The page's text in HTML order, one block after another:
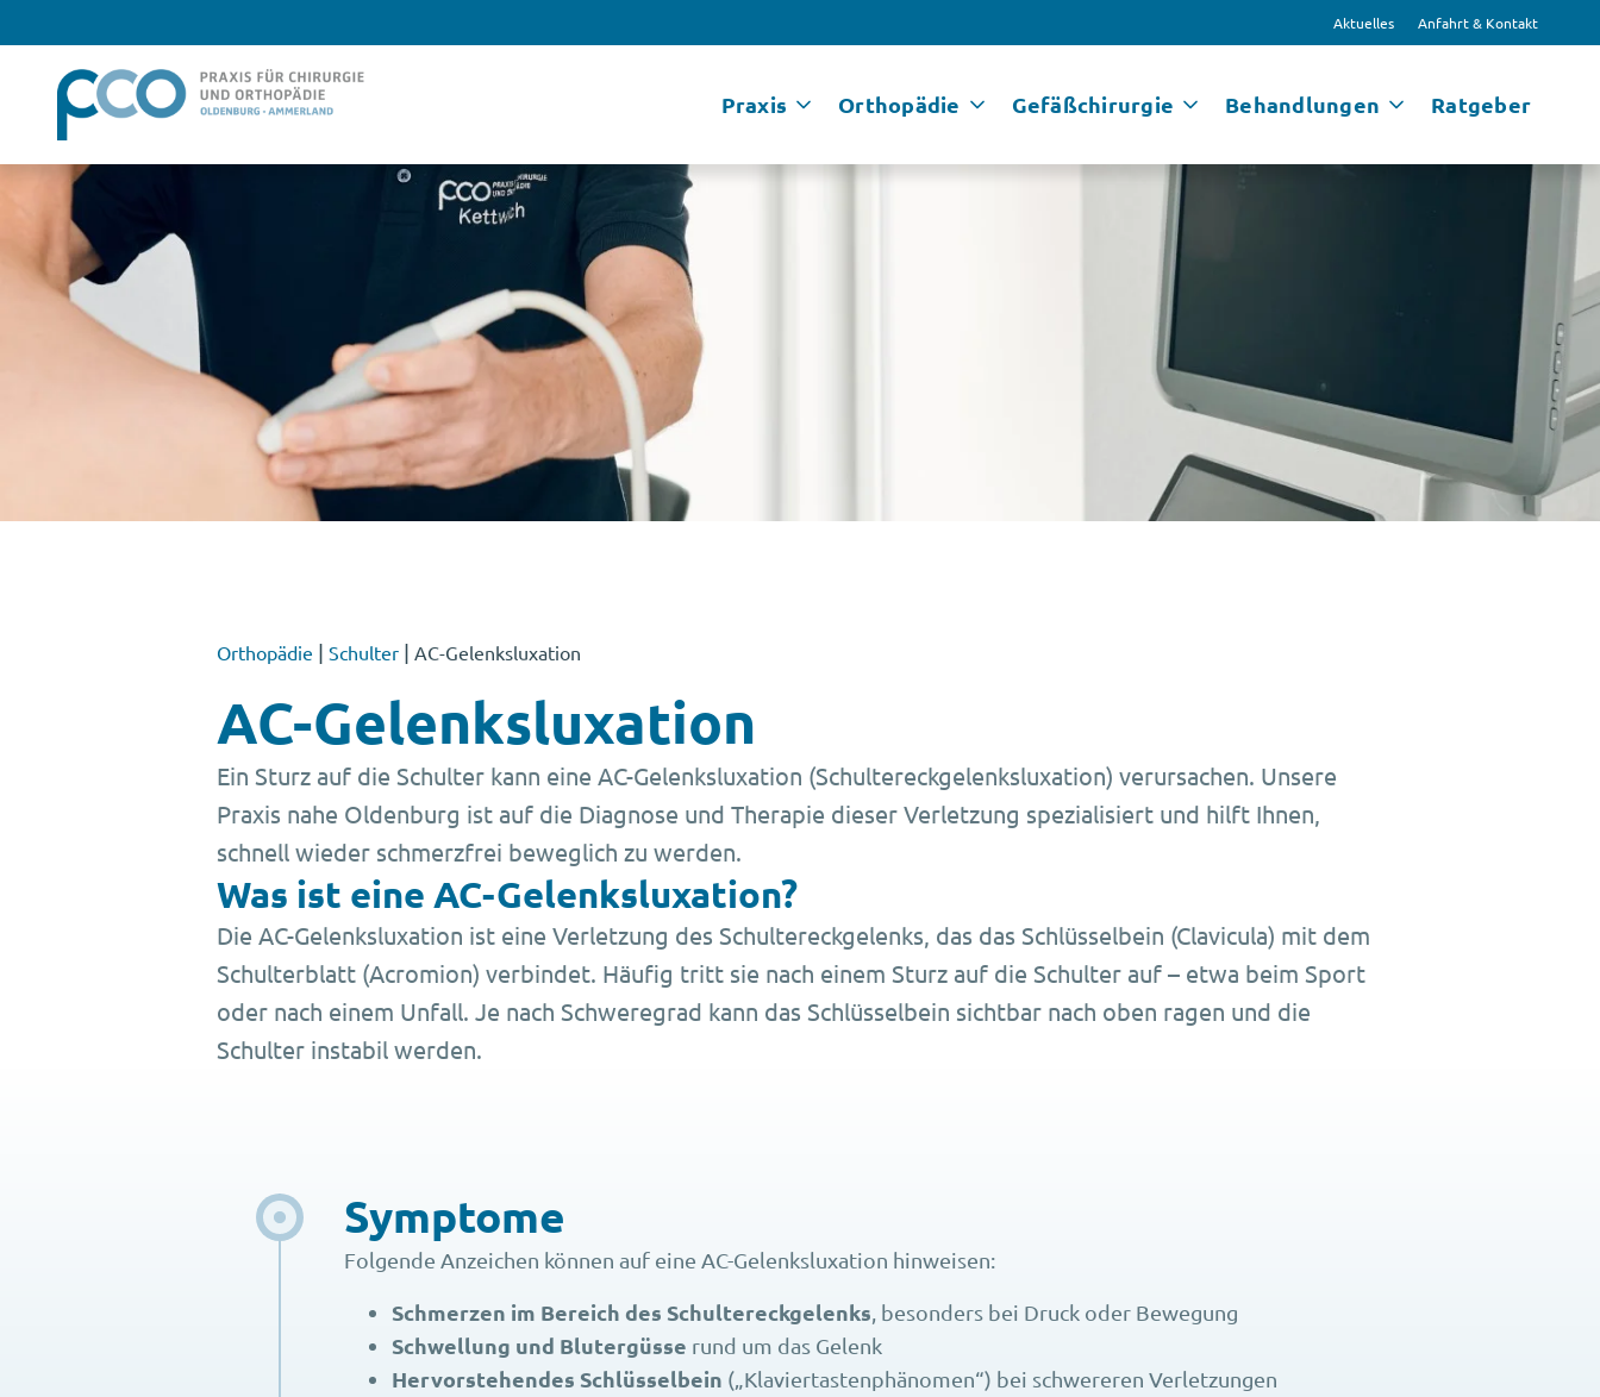
Aktuelles Anfahrt & Kontakt
Praxis Orthopädie Gefäßchirurgie Behandlungen Ratgeber
Orthopädie | Schulter | AC-Gelenksluxation
AC-Gelenksluxation
Ein Sturz auf die Schulter kann eine AC-Gelenksluxation (Schultereckgelenksluxation) verursachen. Unsere
Praxis nahe Oldenburg ist auf die Diagnose und Therapie dieser Verletzung spezialisiert und hilft Ihnen,
schnell wieder schmerzfrei beweglich zu werden.
Was ist eine AC-Gelenksluxation?
Die AC-Gelenksluxation ist eine Verletzung des Schultereckgelenks, das das Schlüsselbein (Clavicula) mit dem
Schulterblatt (Acromion) verbindet. Häufig tritt sie nach einem Sturz auf die Schulter auf – etwa beim Sport
oder nach einem Unfall. Je nach Schweregrad kann das Schlüsselbein sichtbar nach oben ragen und die
Schulter instabil werden.
Symptome
Folgende Anzeichen können auf eine AC-Gelenksluxation hinweisen:
Schmerzen im Bereich des Schultereckgelenks, besonders bei Druck oder Bewegung
Schwellung und Blutergüsse rund um das Gelenk
Hervorstehendes Schlüsselbein („Klaviertastenphänomen“) bei schwereren Verletzungen